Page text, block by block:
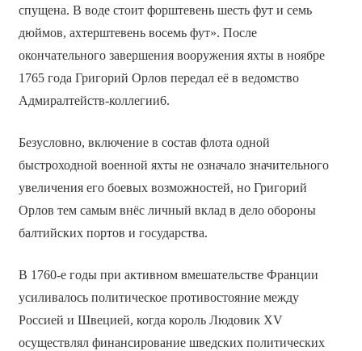
спущена. В воде стоит форштевень шесть фут и семь
дюймов, ахтерштевень восемь фут». После
окончательного завершения вооружения яхты в ноябре
1765 года Григорий Орлов передал её в ведомство
Адмиралтейств-коллегии6.
Безусловно, включение в состав флота одной
быстроходной военной яхты не означало значительного
увеличения его боевых возможностей, но Григорий
Орлов тем самым внёс личный вклад в дело обороны
балтийских портов и государства.
В 1760-е годы при активном вмешательстве Франции
усиливалось политическое противостояние между
Россией и Швецией, когда король Людовик XV
осуществлял финансирование шведских политических